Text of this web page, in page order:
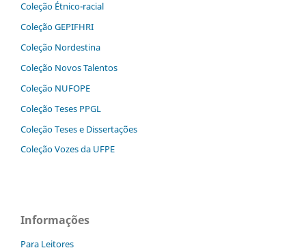
Coleção Étnico-racial
Coleção GEPIFHRI
Coleção Nordestina
Coleção Novos Talentos
Coleção NUFOPE
Coleção Teses PPGL
Coleção Teses e Dissertaç˜ões
Coleção Vozes da UFPE
Informações
Para Leitores